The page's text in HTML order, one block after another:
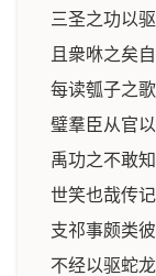
三圣之功以
且衆咻之矣
每读瓠子之
璧羣臣从官
禹功之不敢
世笑也哉传
支祁事颇类
不经以驱蛇